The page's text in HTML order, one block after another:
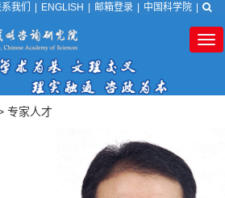
我们 ENGLISH 邮箱登录 中国科学院
专家人才